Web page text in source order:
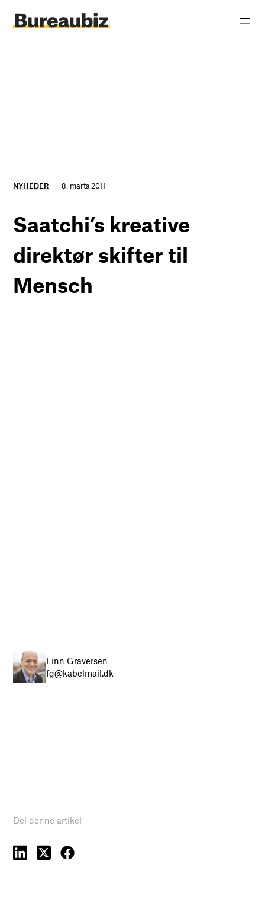
indhold
NYHEDER 8. marts 2011
Saatchi’s kreative
direktør skifter til
Mensch
Finn Graversen
fg@kabelmail.dk
Del denne artikel